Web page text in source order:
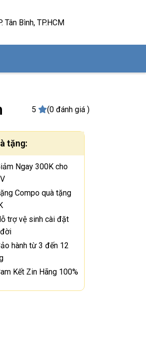
Bình, TP.HCM
5 (0 đánh giá )
tặng:
Ngay 300K cho
Compo quà tặng
trợ vệ sinh cài đặt
hành từ 3 đến 12
Kết Zin Hãng 100%